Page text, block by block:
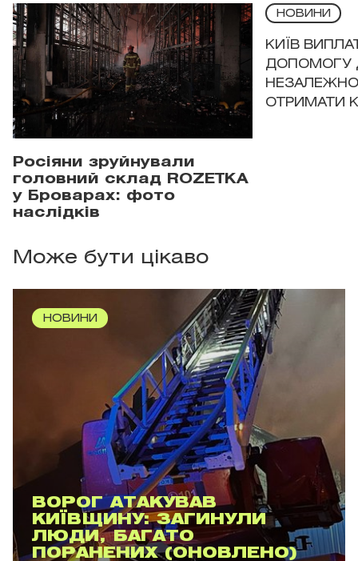
Росіяни зруйнували
головний склад ROZETKA
у Броварах: фото
наслідків
НОВИНИ
КИЇВ
ДОПОМОГУ
ОТРИМАТИ
Може бути цікаво
НОВИНИ
ВОРОГ АТАКУВАВ
КИЇВЩИНУ: ЗАГИНУЛИ
ЛЮДИ, БАГАТО
ПОРАНЕНИХ (ОНОВЛЕНО)